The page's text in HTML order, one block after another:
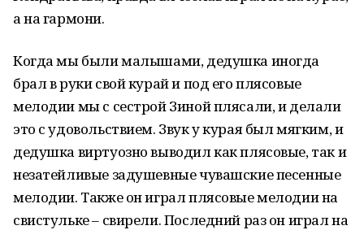
а на гармони.
Когда мы были малышами, дедушка иногда
брал в руки свой курай и под его плясовые
мелодии мы с сестрой Зиной плясали, и делали
это с удовольствием. Звук у курая был мягким, и
дедушка виртуозно выводил как плясовые, так и
незатейливые задушевные чувашские песенные
мелодии. Также он играл плясовые мелодии на
свистульке – свирели. Последний раз он играл на